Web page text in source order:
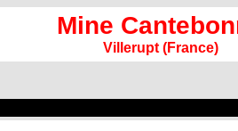
Mine
Villerupt (France)